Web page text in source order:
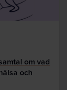
om vad
och